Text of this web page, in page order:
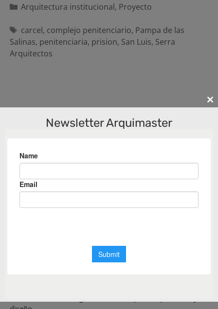
Categorías
Arquitectura institucional, Proyecto
Etiquetas
carcel, complejo penitenciario, Pampa de las
Salinas, penitenciaria, prision, San Luis, Serra
Arquitectos
Newsletter Arquimaster